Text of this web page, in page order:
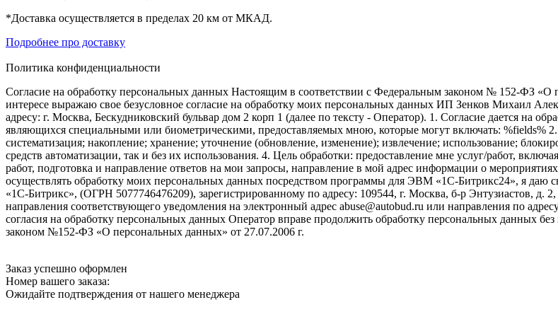
*Доставка осуществляется в пределах 20 км от МКАД.
Подробнее про доставку
Политика конфиденциальности
Согласие на обработку персональных данных Настоящим в соответствии с Федеральным законом № 152-ФЗ «О
интересе выражаю свое безусловное согласие на обработку моих персональных данных ИП Зенков Михаил
адресу: г. Москва, Бескудниковский бульвар дом 2 корп 1 (далее по тексту - Оператор). 1. Согласие дается на
являющихся специальными или биометрическими, предоставляемых мною, которые могут включать: %fields%
систематизация; накопление; хранение; уточнение (обновление, изменение); извлечение; использование;
средств автоматизации, так и без их использования. 4. Цель обработки: предоставление мне услуг/работ,
работ, подготовка и направление ответов на мои запросы, направление в мой адрес информации о
осуществлять обработку моих персональных данных посредством программы для ЭВМ «1С-Битрикс24», я даю
«1С-Битрикс», (ОГРН 5077746476209), зарегистрированному по адресу: 109544, г. Москва, б-р Энтузиастов, д.
направления соответствующего уведомления на электронный адрес abuse@autobud.ru или направления по
согласия на обработку персональных данных Оператор вправе продолжить обработку персональных данных
законом №152-ФЗ «О персональных данных» от 27.07.2006 г.
Заказ успешно оформлен
Номер вашего заказа:
Ожидайте подтверждения от нашего менеджера